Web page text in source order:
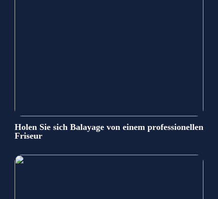
Holen Sie sich Balayage von einem professionellen
Friseur